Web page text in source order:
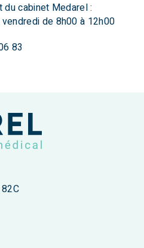
cabinet Medarel :
de 8h00 à 12h00
83